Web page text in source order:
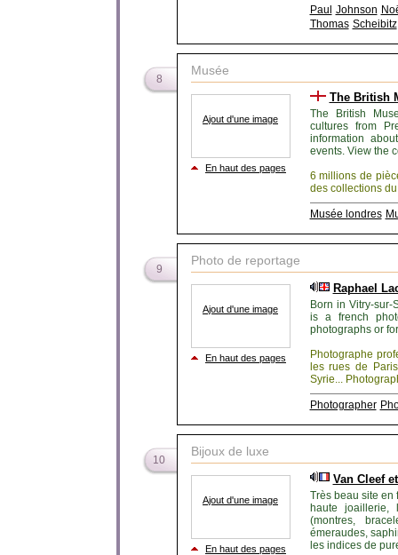
Paul Johnson
Thomas Scheibitz
8
Musée
Ajout d'une image
En haut des pages
The British
The British
cultures from
information
events. View the
6 millions de
des collections
Musée londres
9
Photo de reportage
Ajout d'une image
En haut des pages
Raphael
Born in Vitry-
is a french
photographs or
Photographe
les rues de
Syrie...
Photographer
10
Bijoux de luxe
Ajout d'une image
En haut des pages
Van Cleef
Très beau site en
haute joaillerie,
(montres,
émeraudes,
les indices de